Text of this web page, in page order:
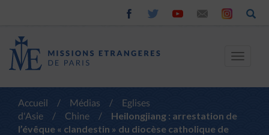
Toggle
Accueil / Médias /
Eglises
d'Asie
/ Chine /
Heilongjiang : arrestation de
l’évêque « clandestin » du diocèse catholique de